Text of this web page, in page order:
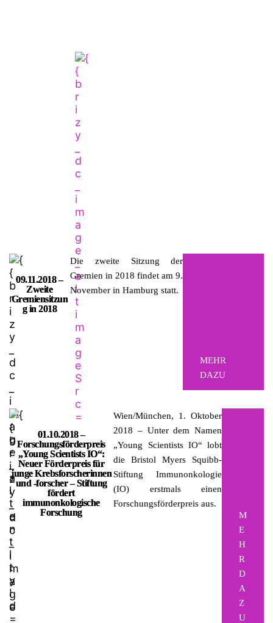
09.11.2018 –
Zweite
Gremiensitzun
g in 2018
Die zweite Sitzung der
Gremien in 2018 findet am 9.
November in Hamburg statt.
MEHR
DAZU
01.10.2018 –
Forschungsförderpreis
„Young Scientists IO“:
Neuer Förderpreis für
junge Krebsforscherinnen
und -forscher – Stiftung
fördert
immunonkologische
Forschung
Wien/München, 1. Oktober
2018 – Unter dem Namen
„Young Scientists IO“ lobt
die Bristol Myers Squibb-
Stiftung Immunonkologie
(IO) erstmals einen
Forschungsförderpreis aus.
M
E
H
R
D
A
Z
U